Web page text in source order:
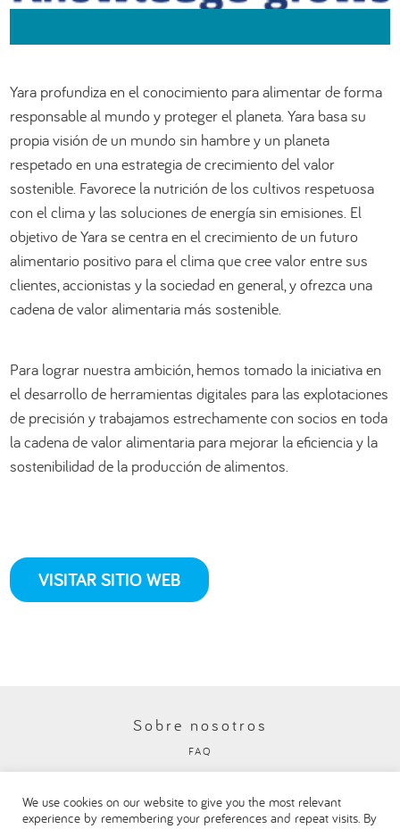
ESPAÑOL ENGLISH DEUTSCH
العربية
Yara profundiza en el conocimiento para alimentar de forma
responsable al mundo y proteger el planeta. Yara basa su
propia visión de un mundo sin hambre y un planeta
respetado en una estrategia de crecimiento del valor
sostenible. Favorece la nutrición de los cultivos respetuosa
con el clima y las soluciones de energía sin emisiones. El
objetivo de Yara se centra en el crecimiento de un futuro
alimentario positivo para el clima que cree valor entre sus
clientes, accionistas y la sociedad en general, y ofrezca una
cadena de valor alimentaria más sostenible.
Para lograr nuestra ambición, hemos tomado la iniciativa en
el desarrollo de herramientas digitales para las explotaciones
de precisión y trabajamos estrechamente con socios en toda
la cadena de valor alimentaria para mejorar la eficiencia y la
sostenibilidad de la producción de alimentos.
VISITAR SITIO WEB
Sobre nosotros
FAQ
Visite nuestro sitio web corporativo de Danone
We use cookies on our website to give you the most relevant
experience by remembering your preferences and repeat visits. By